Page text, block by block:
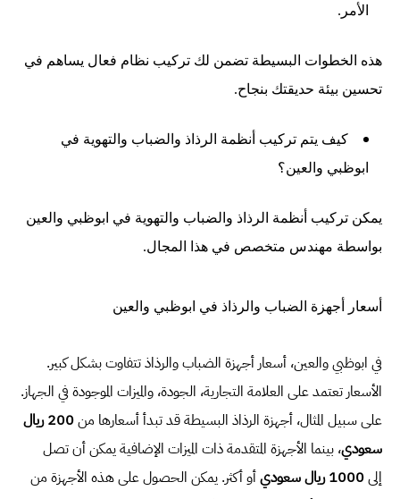
الأمر.
هذه الخطوات البسيطة تضمن لك تركيب نظام فعال يساهم في
تحسين بيئة حديقتك بنجاح.
كيف يتم تركيب أنظمة الرذاذ والضباب والتهوية في
ابوظبي والعين؟
يمكن تركيب أنظمة الرذاذ والضباب والتهوية في ابوظبي والعين
بواسطة مهندس متخصص في هذا المجال.
أسعار أجهزة الضباب والرذاذ في ابوظبي والعين
في ابوظبي والعين، أسعار أجهزة الضباب والرذاذ تتفاوت بشكل كبير.
الأسعار تعتمد على العلامة التجارية، الجودة، والميزات الموجودة في الجهاز.
على سبيل المثال، أجهزة الرذاذ البسيطة قد تبدأ أسعارها من
200 ريال
سعودي، بينما الأجهزة المتقدمة ذات الميزات الإضافية يمكن أن تصل
إلى1000 ريال سعودي
أو أكثر. يمكن الحصول على هذه الأجهزة من